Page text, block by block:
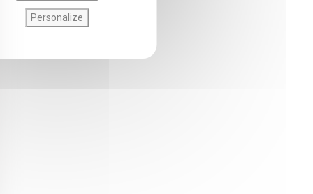
Personalize